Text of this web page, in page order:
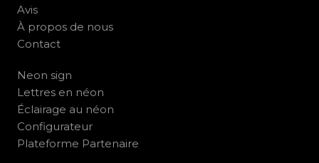
Avis
À propos de nous
Contact
Neon sign
Lettres en néon
Éclairage au néon
Configurateur
Plateforme Partenaire